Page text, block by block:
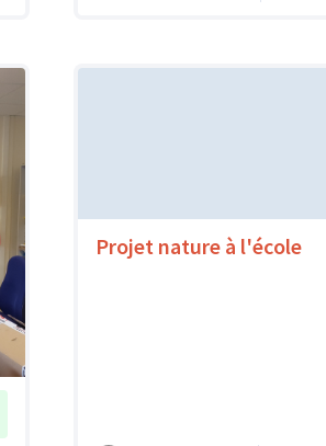
Projet nature à l'école